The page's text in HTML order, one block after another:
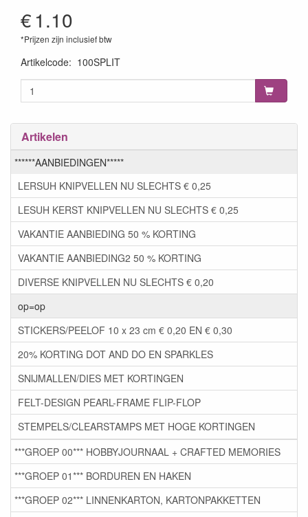
€1.10
*Prijzen zijn inclusief btw
Artikelcode: 100SPLIT
Artikelen
******AANBIEDINGEN*****
LERSUH KNIPVELLEN NU SLECHTS € 0,25
LESUH KERST KNIPVELLEN NU SLECHTS € 0,25
VAKANTIE AANBIEDING 50 % KORTING
VAKANTIE AANBIEDING2 50 % KORTING
DIVERSE KNIPVELLEN NU SLECHTS € 0,20
op=op
STICKERS/PEELOF 10 x 23 cm € 0,20 EN € 0,30
20% KORTING DOT AND DO EN SPARKLES
SNIJMALLEN/DIES MET KORTINGEN
FELT-DESIGN PEARL-FRAME FLIP-FLOP
STEMPELS/CLEARSTAMPS MET HOGE KORTINGEN
***GROEP 00*** HOBBYJOURNAAL + CRAFTED MEMORIES
***GROEP 01*** BORDUREN EN HAKEN
***GROEP 02*** LINNENKARTON, KARTONPAKKETTEN